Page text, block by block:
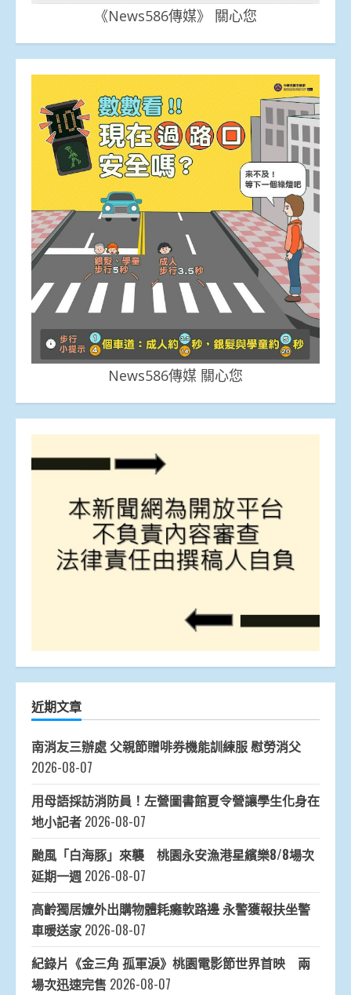
《News586傳媒》 關心您
News586傳媒 關心您
近期文章
南消友三辦處 父親節贈啡券機能訓練服 慰勞消父
2026-08-07
用母語採訪消防員！左營圖書館夏令營讓學生化身在
地小記者 2026-08-07
颱風「白海豚」來襲 桃園永安漁港星繽樂8/8場次
延期一週 2026-08-07
高齡獨居嬤外出購物體耗癱軟路邊 永警獲報扶坐警
車暖送家 2026-08-07
紀錄片《金三角 孤軍淚》桃園電影節世界首映 兩
場次迅速完售 2026-08-07